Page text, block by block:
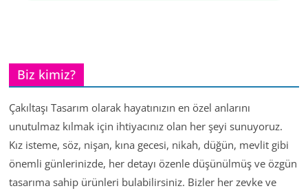
Biz kimiz?
Çakıltaşı Tasarım olarak hayatınızın en özel anlarını
unutulmaz kılmak için ihtiyacınız olan her şeyi sunuyoruz.
Kız isteme, söz, nişan, kına gecesi, nikah, düğün, mevlit gibi
önemli günlerinizde, her detayı özenle düşünülmüş ve özgün
tasarıma sahip ürünleri bulabilirsiniz. Bizler her zevke ve